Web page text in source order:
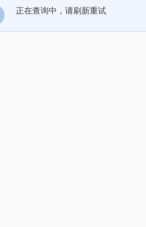
正在查询中，请刷新重试